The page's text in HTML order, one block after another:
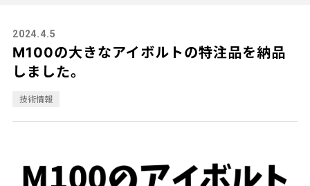
2024.4.5
M100の大きなアイボルトの特注品を納品
しました。
技術情報